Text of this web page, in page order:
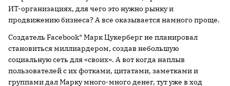
ИТ-организациях, для чего это нужно рынку и
продвижению бизнеса? А все оказывается намного проще.
Создатель Facebook* Марк Цукерберг не планировал
становиться миллиардером, создав небольшую
социальную сеть для «своих». А вот когда наплыв
пользователей с их фотками, цитатами, заметками и
группами дал Марку много-много денег, тут уже в ход